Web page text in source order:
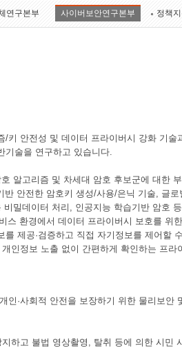
연구본부 사이버보안연구본부 정책
키 안전성 및 데이터 프라이버시 강화 기
기술을 연구하고 있습니다.
알고리즘 및 차세대 암호 후보군에 대한
안전한 암호키 생성/사용/은닉 기술, 글
밀데이터 처리, 인공지능 학습기반 암호
스 환경에서 데이터 프라이버시 보호를 위
제공·검증하고 직접 자기정보를 제어할
인정보 노출 없이 간편하게 확인하는 프라
인·사회적 안전을 보장하기 위한 물리보
하고 불법 영상촬영, 탈취 등에 의한 시민